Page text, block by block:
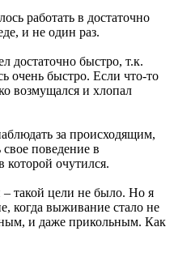
работать в достаточно
и не один раз.
достаточно быстро, т.к.
очень быстро. Если что-то
возмущался и хлопал
за происходящим,
поведение в
которой очутился.
– такой цели не было. Но я
когда выживание стало не
и даже прикольным. Как